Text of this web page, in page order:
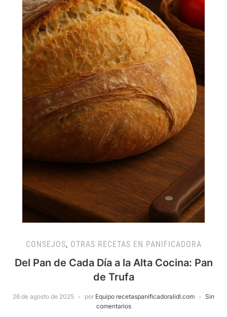
CONSEJOS, OTRAS RECETAS EN PANIFICADORA
Del Pan de Cada Día a la Alta Cocina: Pan
de Trufa
26 de agosto de 2025 por Equipo recetaspanificadoralidl.com
Sin
comentarios